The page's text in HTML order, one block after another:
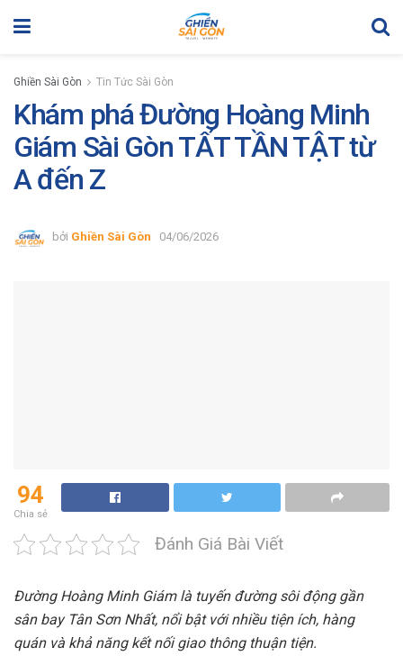
Ghiền Sài Gòn Tin Tức Sài Gòn
Khám phá Đường Hoàng Minh
Giám Sài Gòn TẤT TẦN TẬT từ
A đến Z
bởi Ghiền Sài Gòn 04/06/2026
94
Chia sẻ
Đánh Giá Bài Viết
Đường Hoàng Minh Giám là tuyến đường sôi động gần
sân bay Tân Sơn Nhất, nổi bật với nhiều tiện ích, hàng
quán và khả năng kết nối giao thông thuận tiện.